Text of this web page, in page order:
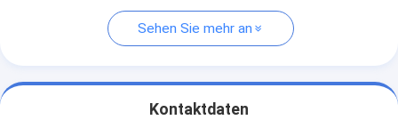
Sehen Sie mehr an
Kontaktdaten